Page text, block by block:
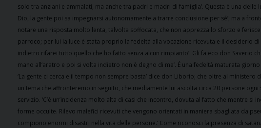
solo tra anziani e ammalati, ma anche tra padri e madri di famiglia’. Questa è una
Dio, la gente poi sa impegnarsi autonomamente a trarre conclusione per sé’; ma a
notare una risposta molto lenta, talvolta soffocata, che non apprezza lo sforzo e
parroco; per lui la luce è stata proprio la fedeltà alla vocazione ricevuta e il desiderio
indietro rifarei tutto quello che ho fatto senza alcun rimpianto’. Gli fa eco don Saverio
mano all’aratro e poi si volta indietro non è degno di me’. É una fedeltà maturata
‘La gente ci cerca e il tempo non sempre basta’ dice don Liborio; che oltre al
un tema che affronteremo in seguito, che mediamente lui ascolta circa 20 persone
servizio. ‘C’è un’incidenza molto alta di casi che incontro, dovuta al fatto che mentre
forme occulte. Rilevo malefici ricevuti che vengono orientati in maniera sbagliata da
compiono enormi disastri nella vita delle persone.’ Come riconosci la presenza di